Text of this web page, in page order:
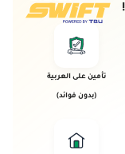
تأمين على العربية
(بدون فوائد)